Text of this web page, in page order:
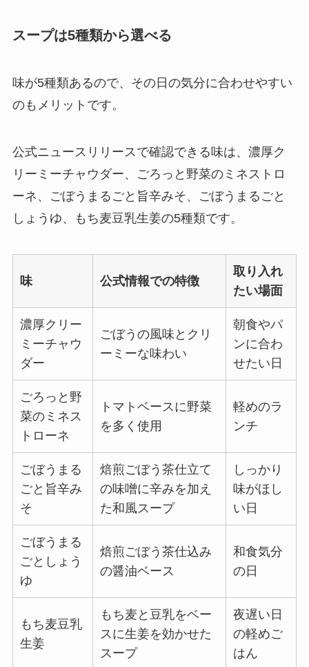
スープは5種類から選べる
味が5種類あるので、その日の気分に合わせやすい
のもメリットです。
公式ニュースリリースで確認できる味は、濃厚ク
リーミーチャウダー、ごろっと野菜のミネストロ
ーネ、ごぼうまるごと旨辛みそ、ごぼうまるごと
しょうゆ、もち麦豆乳生姜の5種類です。
味 公式情報での特徴
取り入れ
たい場面
濃厚クリー
ミーチャウ
ダー
ごぼうの風味とクリ
ーミーな味わい
朝食やパ
ンに合わ
せたい日
ごろっと野
菜のミネス
トローネ
トマトベースに野菜
を多く使用
軽めのラ
ンチ
ごぼうまる
ごと旨辛み
そ
焙煎ごぼう茶仕立て
の味噌に辛みを加え
た和風スープ
しっかり
味がほし
い日
ごぼうまる
ごとしょう
ゆ
焙煎ごぼう茶仕込み
の醤油ベース
和食気分
の日
もち麦豆乳
生姜
もち麦と豆乳をベー
スに生姜を効かせた
スープ
夜遅い日
の軽めご
はん